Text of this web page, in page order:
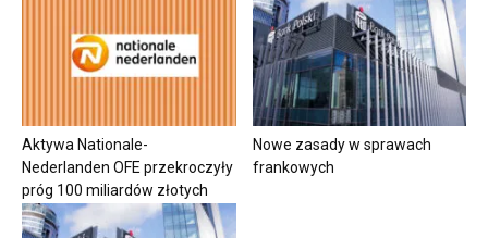
Aktywa Nationale-
Nederlanden OFE przekroczyły
próg 100 miliardów złotych
Nowe zasady w sprawach
frankowych